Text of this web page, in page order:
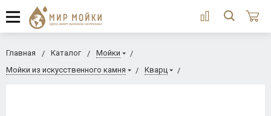
Главная Каталог
Мойки
Мойки из искусственного камня
Кварц